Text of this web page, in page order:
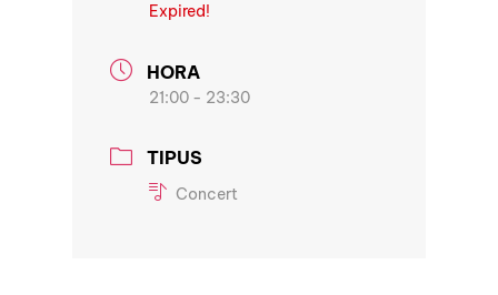
Expired!
HORA
21:00 - 23:30
TIPUS
Concert